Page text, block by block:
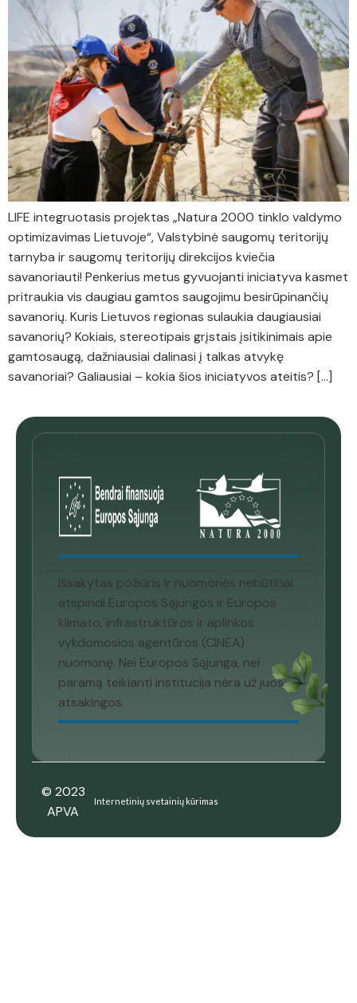
LIFE integruotasis projektas „Natura 2000 tinklo valdymo
optimizavimas Lietuvoje“, Valstybinė saugomų teritorijų
tarnyba ir saugomų teritorijų direkcijos kviečia
savanoriauti! Penkerius metus gyvuojanti iniciatyva kasmet
pritraukia vis daugiau gamtos saugojimu besirūpinančių
savanorių. Kuris Lietuvos regionas sulaukia daugiausiai
savanorių? Kokiais, stereotipais grįstais įsitikinimais apie
gamtosaugą, dažniausiai dalinasi į talkas atvykę
savanoriai? Galiausiai – kokia šios iniciatyvos ateitis? […]
Išsakytas požiūris ir nuomonės nebūtinai
atspindi Europos Sąjungos ir Europos
klimato, infrastruktūros ir aplinkos
vykdomosios agentūros (CINEA)
nuomonę. Nei Europos Sąjunga, nei
paramą teikianti institucija nėra už juos
atsakingos.
© 2023
APVA
Internetinių svetainių kūrimas